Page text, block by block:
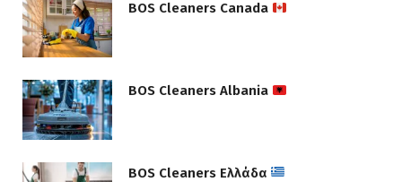
BOS Cleaners Canada
BOS Cleaners Albania
BOS Cleaners Ελλάδα